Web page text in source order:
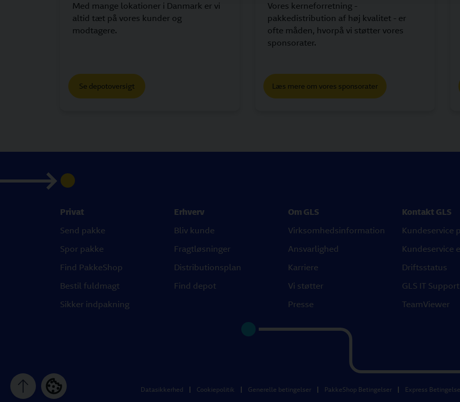
Med mange lokationer i Danmark er vi
altid tæt på vores kunder og
modtagere.
Se depotoversigt
Vores kerneforretning -
pakkedistribution af høj kvalitet - er
ofte måden, hvorpå vi støtter vores
sponsorater.
Læs mere om vores sponsorater
Privat
Send pakke
Spor pakke
Find PakkeShop
Bestil fuldmagt
Sikker indpakning
Erhverv
Bliv kunde
Fragtløsninger
Distributionsplan
Find depot
Om GLS
Virksomhedsinformation
Ansvarlighed
Karriere
Vi støtter
Presse
Kontakt GLS
Kundeservice
Kundeservice
Driftsstatus
GLS IT Support
TeamViewer
Datasikkerhed Cookiepolitik Generelle betingelser PakkeShop Betingelser Express